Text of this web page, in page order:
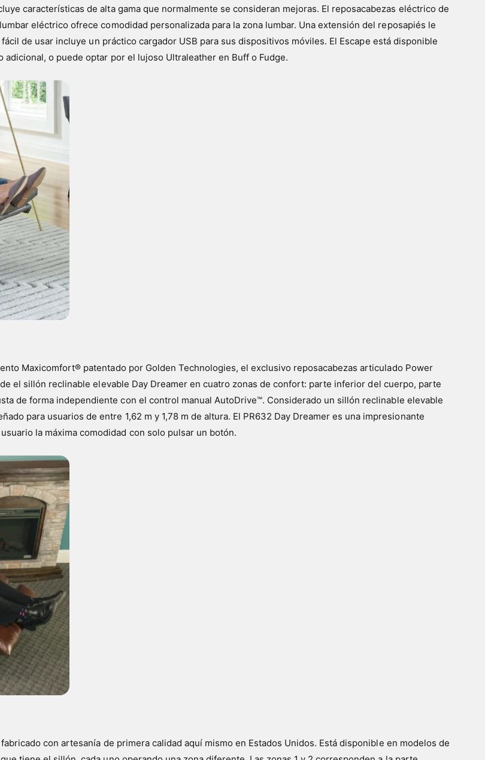
características de alta gama que normalmente se consideran mejoras. El reposacabezas eléctrico de
eléctrico ofrece comodidad personalizada para la zona lumbar. Una extensión del reposapiés le
de usar incluye un práctico cargador USB para sus dispositivos móviles. El Escape está disponible
o puede optar por el lujoso Ultraleather en Buff o Fudge.
Maxicomfort® patentado por Golden Technologies, el exclusivo reposacabezas articulado Power
el sillón reclinable elevable Day Dreamer en cuatro zonas de confort: parte inferior del cuerpo, parte
de forma independiente con el control manual AutoDrive™. Considerado un sillón reclinable elevable
para usuarios de entre 1,62 m y 1,78 m de altura. El PR632 Day Dreamer es una impresionante
la máxima comodidad con solo pulsar un botón.
con artesanía de primera calidad aquí mismo en Estados Unidos. Está disponible en modelos de